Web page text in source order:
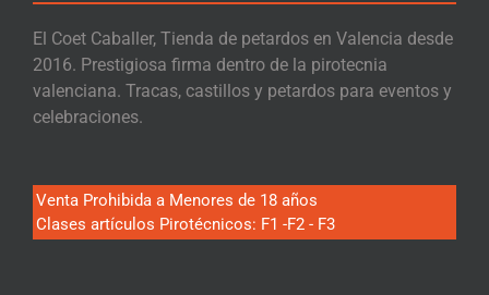
El Coet Caballer, Tienda de petardos en Valencia desde
2016. Prestigiosa firma dentro de la pirotecnia
valenciana. Tracas, castillos y petardos para eventos y
celebraciones.
Venta Prohibida a Menores de 18 años
Clases artículos Pirotécnicos: F1 -F2 - F3